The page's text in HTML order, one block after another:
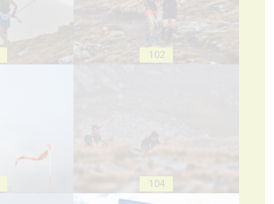
102
104